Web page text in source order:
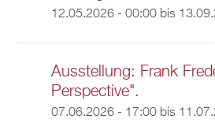
12.05.2026 - 00:00bis
Ausstellung: Frank
Perspective".
07.06.2026 - 17:00bis